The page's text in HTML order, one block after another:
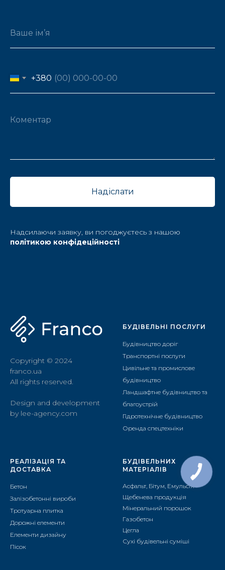
+380
Надіслати
Надсилаючи заявку, ви погоджуєтесь з нашою
політикою конфідеційності
Copyright ©️ 2024
franco.ua
All rights reserved.
Design and development
by lee-agency.com
БУДІВЕЛЬНІ ПОСЛУГИ
Будівництво доріг
Транспортні послуги
Цивільне та промислове
будівництво
Ландшафтне будівництво та
благоустрій
Гідротехнічне будівництво
Оренда спецтехніки
РЕАЛІЗАЦІЯ ТА
ДОСТАВКА
Бетон
Залізобетонні вироби
Тротуарна плитка
Дорожні елементи
Елементи дизайну
Пісок
БУДІВЕЛЬНИХ
МАТЕРІАЛІВ
Асфальт, Бітум, Емульсія
Щебенева продукція
Мінеральний порошок
Газобетон
Цегла
Сухі будівельні суміші